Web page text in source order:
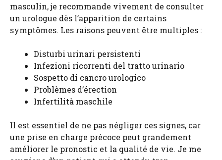
masculin, je recommande vivement de consulter
un urologue dès l’apparition de certains
symptômes. Les raisons peuvent être multiples :
Disturbi urinari persistenti
Infezioni ricorrenti del tratto urinario
Sospetto di cancro urologico
Problèmes d’érection
Infertilità maschile
Il est essentiel de ne pas négliger ces signes, car
une prise en charge précoce peut grandement
améliorer le pronostic et la qualité de vie. Je me